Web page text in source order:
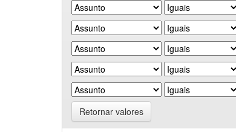
Retornar valores